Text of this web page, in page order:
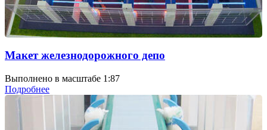
Макет железнодорожного депо
Выполнено в масштабе 1:87
Подробнее